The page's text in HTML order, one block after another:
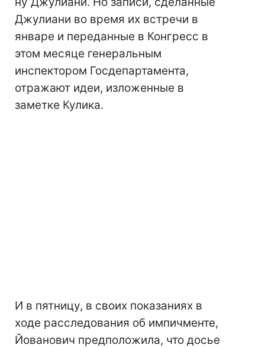
Джулиани во время их встречи в
январе и переданные в Конгресс в
этом месяце генеральным
инспектором Госдепартамента,
отражают идеи, изложенные в
заметке Кулика.
И в пятницу, в своих показаниях в
ходе расследования об импичменте,
Йованович предположила, что досье